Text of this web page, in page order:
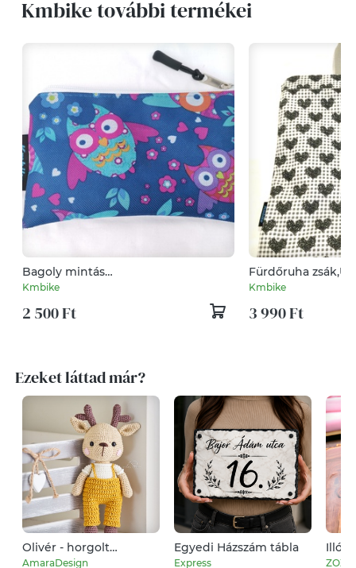
Kmbike további termékei
Bagoly mintás
neszeszer,pénztartó,irattartó
Kmbike
2 500 Ft
Fürdőruha
Kmbike
3 990 Ft
Ezeket láttad már?
Olivér - horgolt
öltöztethető szarvas
AmaraDesign
Egyedi Házszám tábla
Express